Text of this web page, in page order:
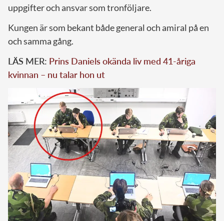
uppgifter och ansvar som tronföljare.
Kungen är som bekant både general och amiral på en
och samma gång.
LÄS MER: Prins Daniels okända liv med 41-åriga
kvinnan – nu talar hon ut